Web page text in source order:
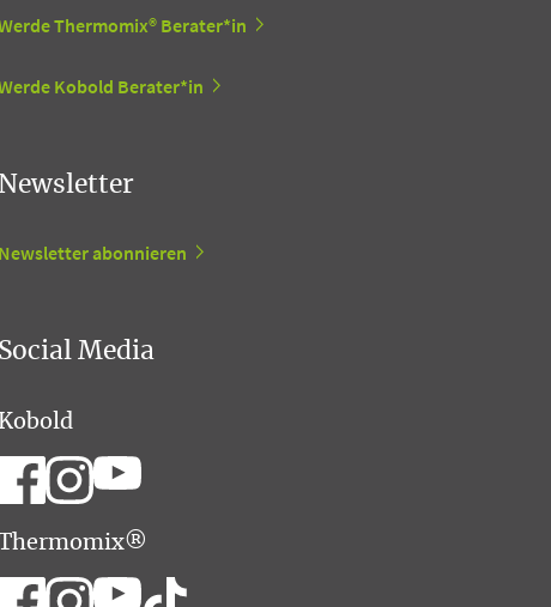
Thermomix® Berater*in
Kobold Berater*in
Newsletter
Newsletter abonnieren
Social Media